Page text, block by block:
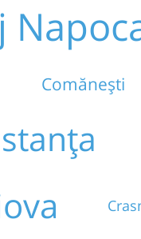
Comănești